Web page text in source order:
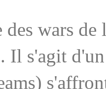
des wars
Il s'agit